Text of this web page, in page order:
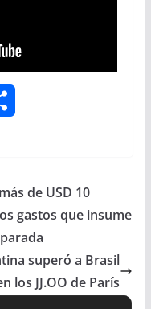
r de USD 10
gastos que insume
superó a Brasil
los JJ.OO de París